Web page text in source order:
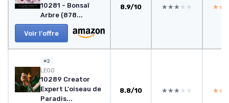
10281 - Bonsaï
Arbre (878...
Voir l'offre
8.9/10 ★★★★★
★★★★★
#2
LEGO
10289 Creator
Expert L'oiseau de
Paradis...
8.8/10 ★★★★★
★★★★★